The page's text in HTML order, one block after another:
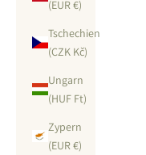
(EUR €)
Tschechien
(CZK Kč)
Ungarn
(HUF Ft)
Zypern
(EUR €)